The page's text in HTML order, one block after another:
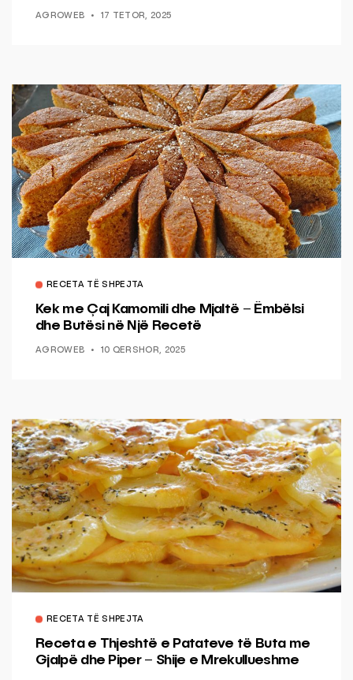
AGROWEB 17 TETOR, 2025
RECETA TË SHPEJTA
Kek me Çaj Kamomili dhe Mjaltë – Ëmbëlsi
dhe Butësi në Një Recetë
AGROWEB 10 QERSHOR, 2025
RECETA TË SHPEJTA
Receta e Thjeshtë e Patateve të Buta me
Gjalpë dhe Piper – Shije e Mrekullueshme